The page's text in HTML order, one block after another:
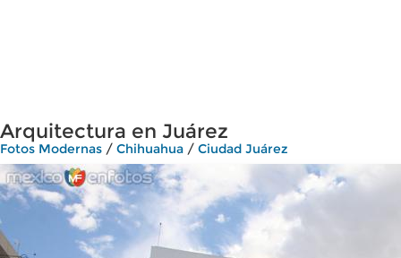
Arquitectura en Juárez
Fotos Modernas / Chihuahua / Ciudad Juárez